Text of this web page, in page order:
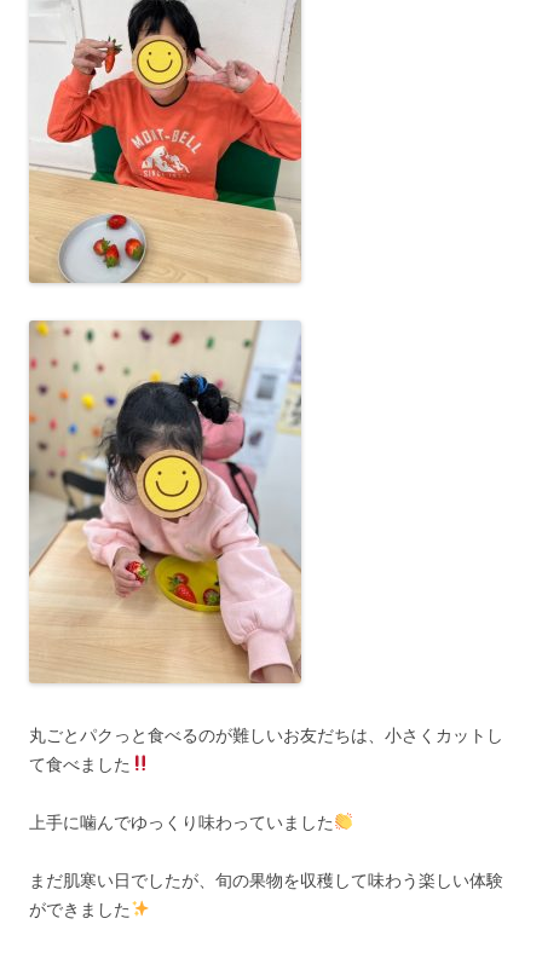
丸ごとパクっと食べるのが難しいお友だちは、小さくカットし
て食べました
上手に噛んでゆっくり味わっていました
まだ肌寒い日でしたが、旬の果物を収穫して味わう楽しい体験
ができました